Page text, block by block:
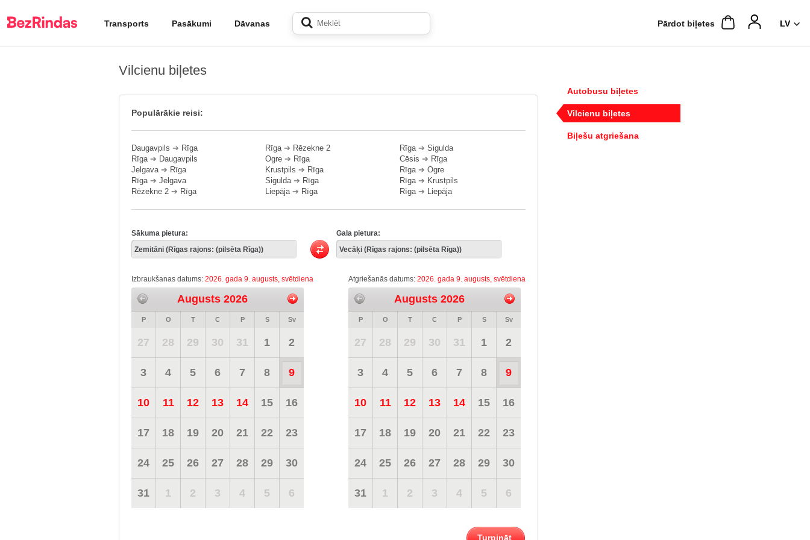
Transports Pasākumi Dāvanas Pārdot biļetes
Vilcienu biļetes
Populārākie reisi:
Daugavpils ➔ Rīga
Rīga➔ Daugavpils
Jelgava➔ Rīga
Rīga➔ Jelgava
Rēzekne 2 ➔ Rīga
Rīga➔ Rēzekne 2
Ogre ➔ Rīga
Krustpils ➔ Rīga
Sigulda➔ Rīga
Liepāja➔ Rīga
Rīga➔ Sigulda
Cēsis ➔ Rīga
Rīga➔ Ogre
Rīga➔ Krustpils
Rīga➔ Liepāja
Sākuma pietura: Gala pietura:
Izbraukšanas datums: 2026. gada 9. augusts, svētdiena
Augusts 2026
P O T C P S Sv
27 28 29 30 31 1 2
3 4 5 6 7 8 9
10 11 12 13 14 15 16
17 18 19 20 21 22 23
24 25 26 27 28 29 30
31 1 2 3 4 5 6
Atgriešanās datums: 2026. gada 9. augusts, svētdiena
Augusts 2026
P O T C P S Sv
27 28 29 30 31 1 2
3 4 5 6 7 8 9
10 11 12 13 14 15 16
17 18 19 20 21 22 23
24 25 26 27 28 29 30
31 1 2 3 4 5 6
Turpināt
Autobusu biļetes
Vilcienu biļetes
Biļešu atgriešana